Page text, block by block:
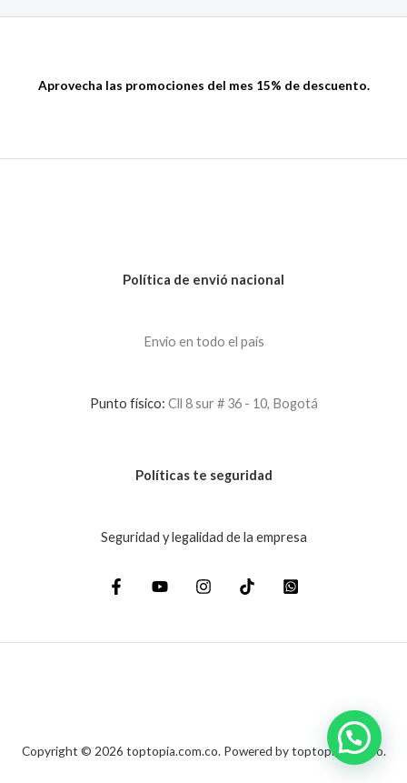
Aprovecha las promociones del mes 15% de descuento.
Política de envió nacional
Envio en todo el país
Punto físico: Cll 8 sur # 36 - 10, Bogotá
Políticas te seguridad
Seguridad y legalidad de la empresa
Copyright © 2026 toptopia.com.co. Powered by toptopia.com.co.